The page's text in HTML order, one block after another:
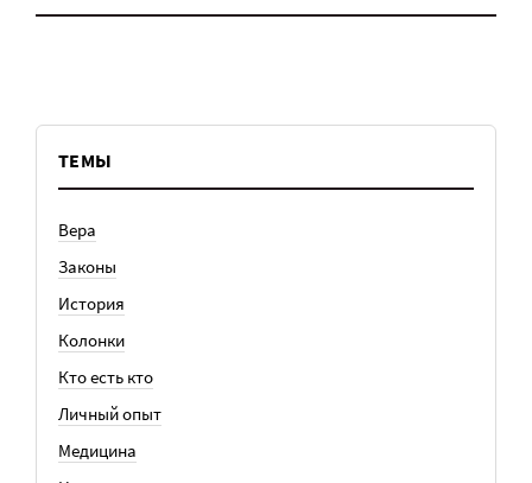
ТЕМЫ
Вера
Законы
История
Колонки
Кто есть кто
Личный опыт
Медицина